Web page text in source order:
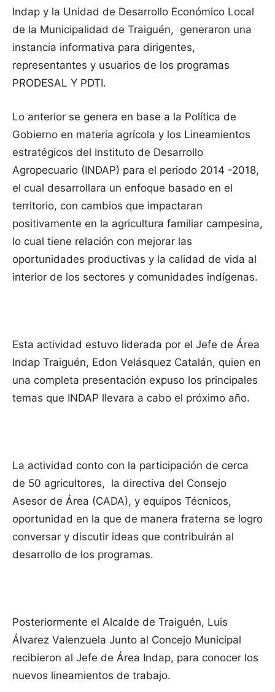
Indap y la Unidad de Desarrollo Económico Local
de la Municipalidad de Traiguén, generaron una
instancia informativa para dirigentes,
representantes y usuarios de los programas
PRODESAL Y PDTI.
Lo anterior se genera en base a la Política de
Gobierno en materia agrícola y los Lineamientos
estratégicos del Instituto de Desarrollo
Agropecuario (INDAP) para el periodo 2014 -2018,
el cual desarrollara un enfoque basado en el
territorio, con cambios que impactaran
positivamente en la agricultura familiar campesina,
lo cual tiene relación con mejorar las
oportunidades productivas y la calidad de vida al
interior de los sectores y comunidades indígenas.
Esta actividad estuvo liderada por el Jefe de Área
Indap Traiguén, Edon Velásquez Catalán, quien en
una completa presentación expuso los principales
temas que INDAP llevara a cabo el próximo año.
La actividad conto con la participación de cerca
de 50 agricultores, la directiva del Consejo
Asesor de Área (CADA), y equipos Técnicos,
oportunidad en la que de manera fraterna se logro
conversar y discutir ideas que contribuirán al
desarrollo de los programas.
Posteriormente el Alcalde de Traiguén, Luis
Álvarez Valenzuela Junto al Concejo Municipal
recibieron al Jefe de Área Indap, para conocer los
nuevos lineamientos de trabajo.